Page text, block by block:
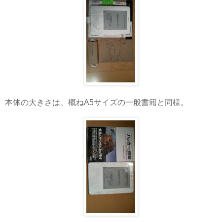
本体の大きさは、概ねA5サイズの一般書籍と同様。